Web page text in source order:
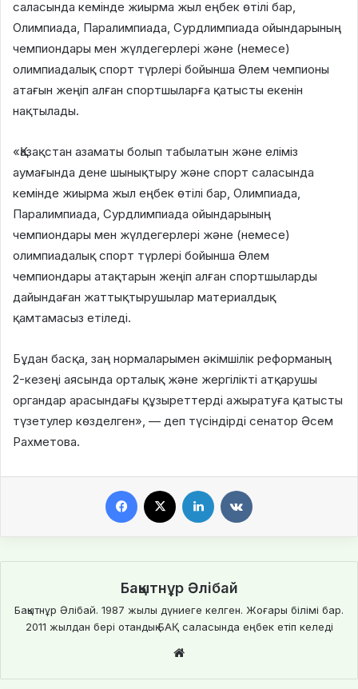
саласында кемінде жиырма жыл еңбек өтілі бар,
Олимпиада, Паралимпиада, Сурдлимпиада ойындарының
чемпиондары мен жүлдегерлері және (немесе)
олимпиадалық спорт түрлері бойынша Әлем чемпионы
атағын жеңіп алған спортшыларға қатысты екенін
нақтылады.
«Қазақстан азаматы болып табылатын және еліміз
аумағында дене шынықтыру және спорт саласында
кемінде жиырма жыл еңбек өтілі бар, Олимпиада,
Паралимпиада, Сурдлимпиада ойындарының
чемпиондары мен жүлдегерлері және (немесе)
олимпиадалық спорт түрлері бойынша Әлем
чемпиондары атақтарын жеңіп алған спортшыларды
дайындаған жаттықтырушылар материалдық
қамтамасыз етіледі.
Бұдан басқа, заң нормаларымен әкімшілік реформаның
2-кезеңі аясында орталық және жергілікті атқарушы
органдар арасындағы құзыреттерді ажыратуға қатысты
түзетулер көзделген», — деп түсіндірді сенатор Әсем
Рахметова.
Facebook LinkedIn
Бақытнұр Әлібай
Бақытнұр Әлібай. 1987 жылы дүниеге келген. Жоғары білімі бар.
2011 жылдан бері отандық БАҚ саласында еңбек етіп келеді